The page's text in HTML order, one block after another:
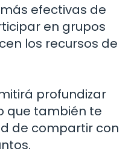
efectivas de
en grupos
los recursos de
profundizar
que también te
de compartir con